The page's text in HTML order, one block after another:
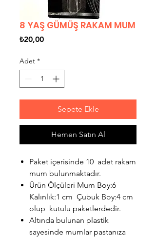
8 YAŞ GÜMÜŞ RAKAM MUM
₺20,00Fiyat
Adet *
Sepete Ekle
Hemen Satın Al
Paket içerisinde 10 adet rakam
mum bulunmaktadır.
Ürün Ölçüleri Mum Boy:6
Kalınlık:1 cm Çubuk Boy:4 cm
olup kutulu paketlerdedir.
Altında bulunan plastik
sayesinde mumlar pastanıza